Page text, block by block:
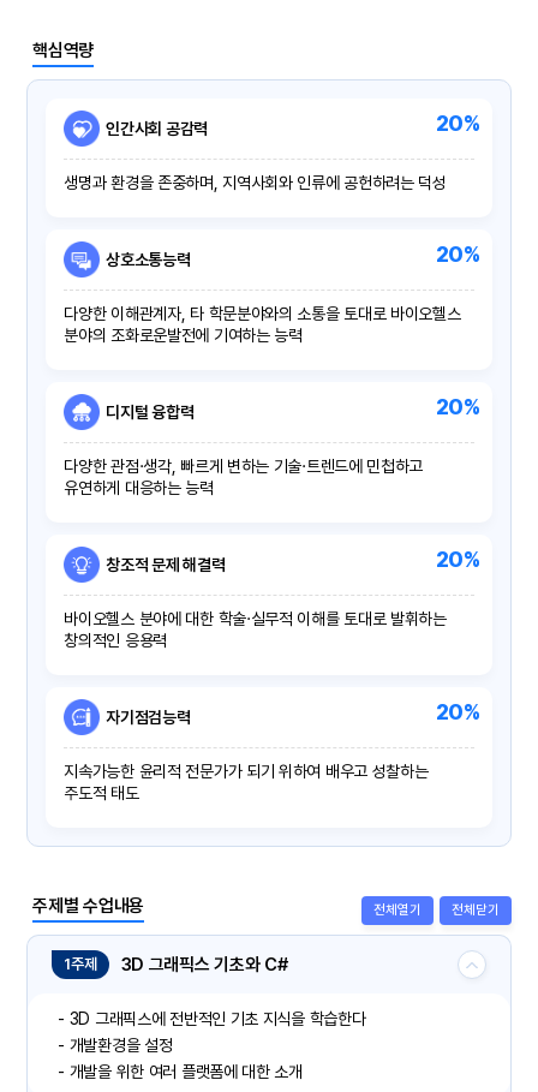
핵심역량
인간사회 공감력
생명과 환경을 존중하며, 지역사회와 인류에 공헌하려는 덕성
20%
상호소통능력
다양한 이해관계자, 타 학문분야와의 소통을 토대로 바이오헬스
분야의 조화로운발전에 기여하는 능력
20%
디지털 융합력
다양한 관점·생각, 빠르게 변하는 기술·트렌드에 민첩하고
유연하게 대응하는 능력
20%
창조적 문제 해결력
바이오헬스 분야에 대한 학술·실무적 이해를 토대로 발휘하는
창의적인 응용력
20%
자기점검능력
지속가능한 윤리적 전문가가 되기 위하여 배우고 성찰하는
주도적 태도
20%
주제별 수업내용 전체열기 전체닫기
1주제 3D 그래픽스 기초와 C#
- 3D 그래픽스에 전반적인 기초 지식을 학습한다
- 개발환경을 설정
- 개발을 위한 여러 플랫폼에 대한 소개